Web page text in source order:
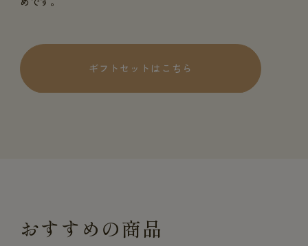
ギフトセットはこちら
おすすめの商品